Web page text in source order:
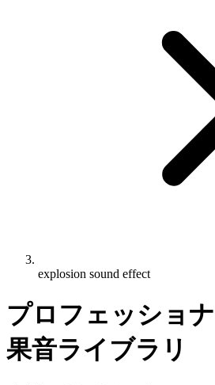
explosion sound effect
プロフェッショ
果音ライブラリ